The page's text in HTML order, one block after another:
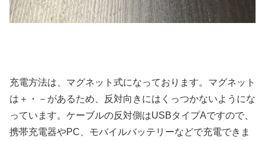
充電方法は、マグネット式になっております。マグネット
は＋・－があるため、反対向きにはくっつかないようにな
っています。ケーブルの反対側はUSBタイプAですので、
携帯充電器やPC、モバイルバッテリーなどで充電できま